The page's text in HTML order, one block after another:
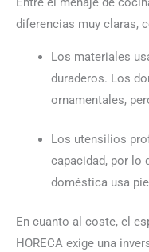
diferencias muy claras,
Los materiales
duraderos. Los
ornamentales,
Los utensilios
capacidad, por lo
doméstica usa
En cuanto al coste, el
HORECA exige una